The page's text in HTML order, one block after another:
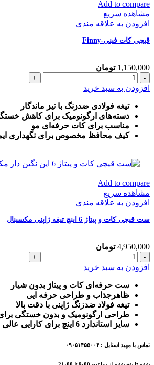
Add to compare
مشاهده سریع
افزودن به علاقه مندی
قیچی کات فینی-Finny
1,150,000 تومان
قیچی
کات
Finny
عدد
افزودن به سبد خرید
تیغه فولادی ضدزنگ با تیز ماندگار
دسته‌های ارگونومیک برای کاهش
مناسب برای کات حرفه‌ای مو
کیف محافظ مخصوص برای نگهداری
Add to compare
مشاهده سریع
افزودن به علاقه مندی
ست قیچی کات و پیتاژ 6 اینچ تیغه ژاپنی مکسینال
4,950,000 تومان
ست
قیچی
و
پیتاژ
6
اینچ
تیغه
مکسینال
افزودن به سبد خرید
ست حرفه‌ای کات و پیتاژ بدون شیار
ظاهرجذاب و طراحی حرفه ایی
تیغه فولاد ضدزنگ ژاپنی با دقت بالا
طراحی ارگونومیک و بدون خستگی
سایز استاندارد 6 اینچ برای کارایی عالی
تماس با مهبد استایل : ۰۹۰۵۱۴۵۵۰۰۴